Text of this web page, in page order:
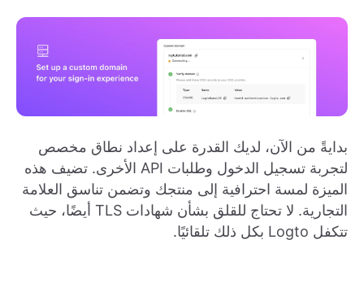
بدايةً من الآن، لديك القدرة على إعداد نطاق مخصص
لتجربة تسجيل الدخول وطلبات API الأخرى. تضيف هذه
الميزة لمسة احترافية إلى منتجك وتضمن تناسق العلامة
التجارية. لا تحتاج للقلق بشأن شهادات TLS أيضًا، حيث
تتكفل Logto بكل ذلك تلقائيًا.